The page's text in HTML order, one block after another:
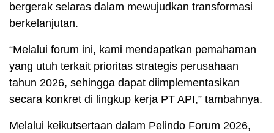
bergerak selaras dalam mewujudkan transformasi
berkelanjutan.
“Melalui forum ini, kami mendapatkan pemahaman
yang utuh terkait prioritas strategis perusahaan
tahun 2026, sehingga dapat diimplementasikan
secara konkret di lingkup kerja PT API,” tambahnya.
Melalui keikutsertaan dalam Pelindo Forum 2026,